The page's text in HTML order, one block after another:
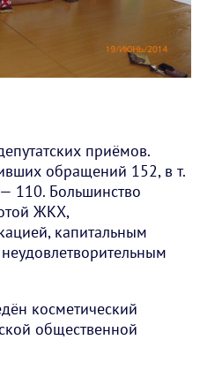
приёмов.
обращений 152, в т.
110. Большинство
ЖКХ,
капитальным
косметический
общественной